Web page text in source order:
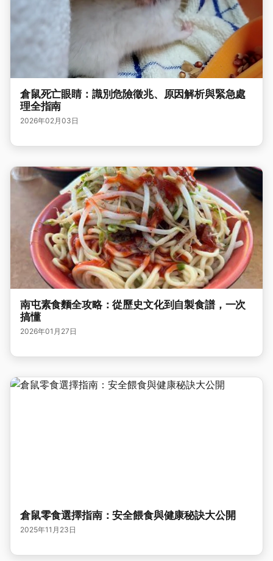
倉鼠死亡眼睛：識別危險徵兆、原因解析與緊急處
理全指南
2026年02月03日
南屯素食麵全攻略：從歷史文化到自製食譜，一次
搞懂
2026年01月27日
倉鼠零食選擇指南：安全餵食與健康秘訣大公開
2025年11月23日